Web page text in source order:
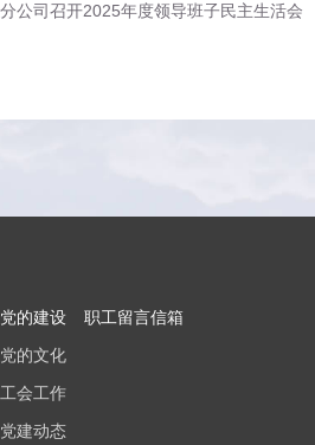
公司召开2025年度领导班子民主生活会
党的建设
党的文化
工会工作
党建动态
职工留言信箱